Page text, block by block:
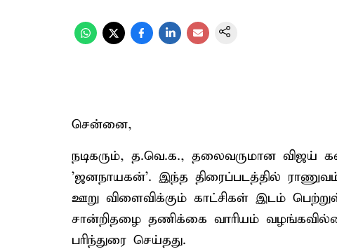
சென்னை,
நடிகரும், த.வெ.க., தலைவருமான விஜய்
'ஜனநாயகன்'. இந்த திரைப்படத்தில்
ஊறு விளைவிக்கும் காட்சிகள் இடம்
சான்றிதழை தணிக்கை வாரியம்
பரிந்துரை செய்தது.